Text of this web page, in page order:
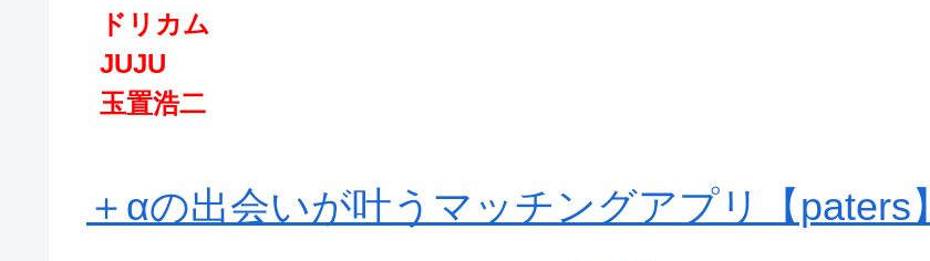
ドリカム
JUJU
玉置浩二
＋αの出会いが叶うマッチングアプリ【paters】